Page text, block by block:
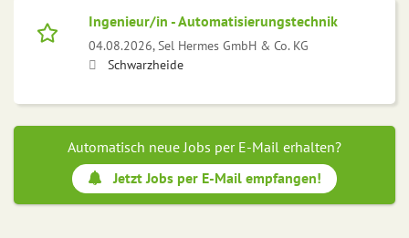
Ingenieur/in - Automatisierungstechnik
04.08.2026,Sel Hermes GmbH & Co. KG
Schwarzheide
Automatisch neue Jobs per E-Mail erhalten?
Jetzt Jobs per E-Mail empfangen!